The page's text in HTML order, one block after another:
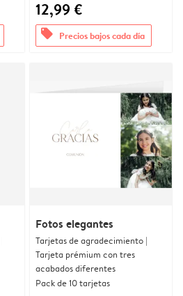
12,99 €
offers Precios bajos cada día
Fotos elegantes
Tarjetas de agradecimiento |
Tarjeta prémium con tres
acabados diferentes
Pack de 10 tarjetas